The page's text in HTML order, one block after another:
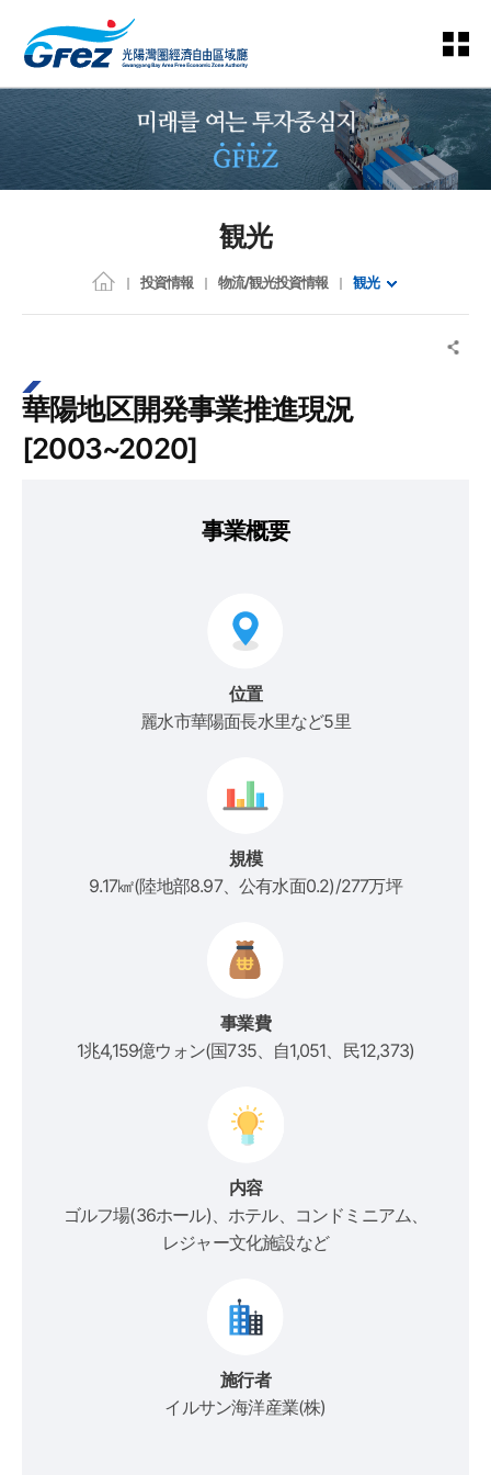
観光
投資情報 物流/観光投資情報 観光
華陽地区開発事業推進現況
[2003~2020]
事業概要
位置
麗水市華陽面長水里など5里
規模
9.17㎢(陸地部8.97、公有水面0.2)/277万坪
事業費
1兆4,159億ウォン(国735、自1,051、民12,373)
内容
ゴルフ場(36ホール)、ホテル、コンドミニアム、
レジャー文化施設など
施行者
イルサン海洋産業(株)